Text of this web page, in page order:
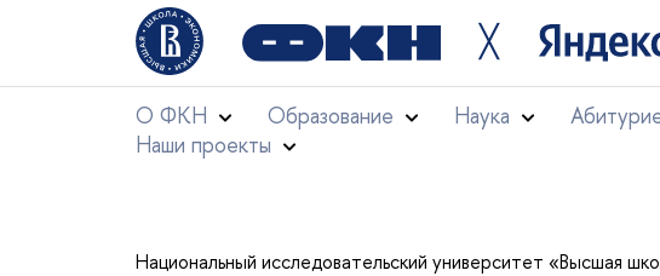
╳
О ФКН Образование Наука
Наши проекты
Национальный исследовательский университет «Высшая